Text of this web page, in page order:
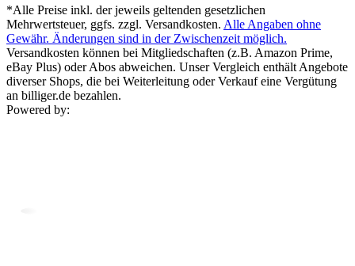
*Alle Preise inkl. der jeweils geltenden gesetzlichen
Mehrwertsteuer, ggfs. zzgl. Versandkosten. Alle Angaben ohne
Gewähr. Änderungen sind in der Zwischenzeit möglich.
Versandkosten können bei Mitgliedschaften (z.B. Amazon Prime,
eBay Plus) oder Abos abweichen. Unser Vergleich enthält Angebote
diverser Shops, die bei Weiterleitung oder Verkauf eine Vergütung
an billiger.de bezahlen.
Powered by: